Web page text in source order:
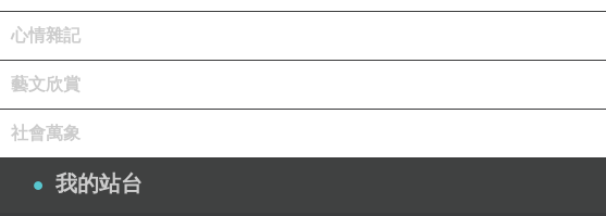
心情雜記
藝文欣賞
社會萬象
我的站台